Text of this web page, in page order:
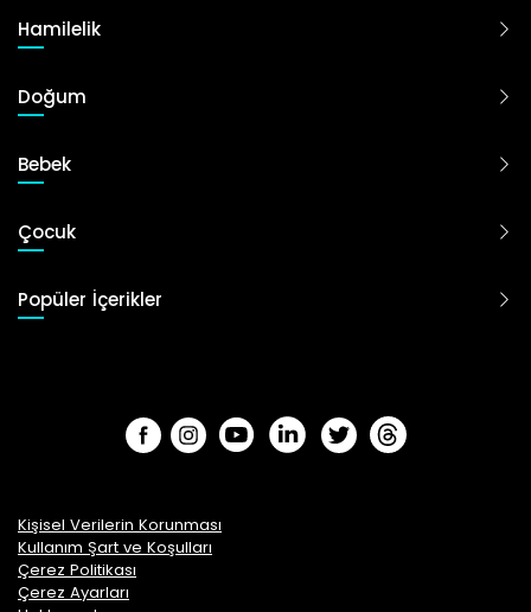
Hamilelik
Doğum
Bebek
Çocuk
Popüler İçerikler
Kişisel Verilerin Korunması
Kullanım Şart ve Koşulları
Çerez Politikası
Çerez Ayarları